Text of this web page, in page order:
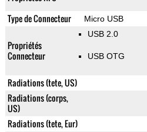
Type de Connecteur Micro USB
Propriétés
Connecteur
USB 2.0
USB OTG
Radiations (tete, US)
Radiations (corps,
US)
Radiations (tete, Eur)